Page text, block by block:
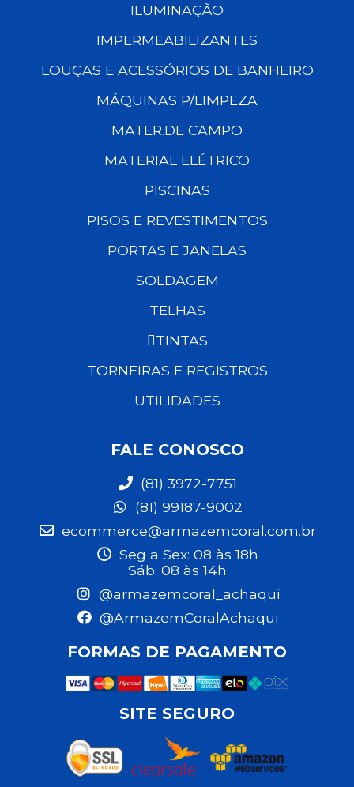
ILUMINAÇÃO
IMPERMEABILIZANTES
LOUÇAS E ACESSÓRIOS DE BANHEIRO
MÁQUINAS P/LIMPEZA
MATER.DE CAMPO
MATERIAL ELÉTRICO
PISCINAS
PISOS E REVESTIMENTOS
PORTAS E JANELAS
SOLDAGEM
TELHAS
TINTAS
TORNEIRAS E REGISTROS
UTILIDADES
FALE CONOSCO
(81) 3972-7751
(81) 99187-9002
ecommerce@armazemcoral.com.br
Seg a Sex: 08 às 18h
Sáb: 08 às 14h
@armazemcoral_achaqui
@ArmazemCoralAchaqui
FORMAS DE PAGAMENTO
SITE SEGURO